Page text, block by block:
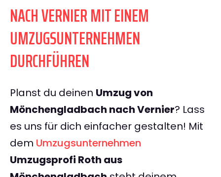
NACH VERNIER MIT EINEM
UMZUGSUNTERNEHMEN
DURCHFÜHREN
Planst du deinen Umzug von
Mönchengladbach nach Vernier? Lass
es uns für dich einfacher gestalten! Mit
dem Umzugsunternehmen
Umzugsprofi Roth aus